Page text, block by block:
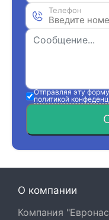
Телефон
Отправляя эту
политикой
О компании
Компания